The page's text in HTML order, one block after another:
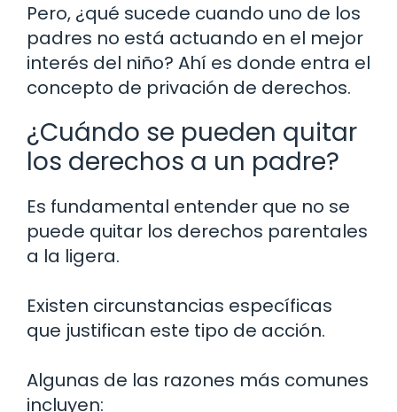
Pero, ¿qué sucede cuando uno de los
padres no está actuando en el mejor
interés del niño? Ahí es donde entra el
concepto de privación de derechos.
¿Cuándo se pueden quitar
los derechos a un padre?
Es fundamental entender que no se
puede quitar los derechos parentales
a la ligera.
Existen circunstancias específicas
que justifican este tipo de acción.
Algunas de las razones más comunes
incluyen: